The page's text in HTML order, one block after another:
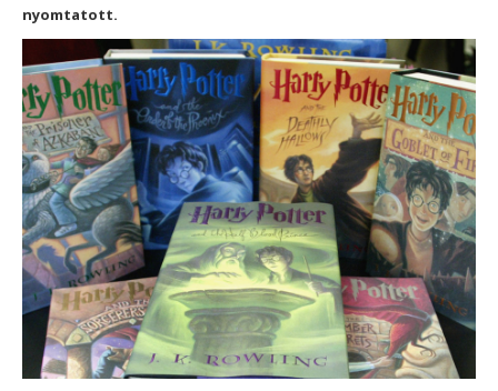
nyomtatott.